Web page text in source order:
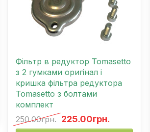
Фільтр в редуктор Tomasetto
з 2 гумками оригінал і
кришка фільтра редуктора
Tomasetto з болтами
комплект
250.00грн. 225.00грн.